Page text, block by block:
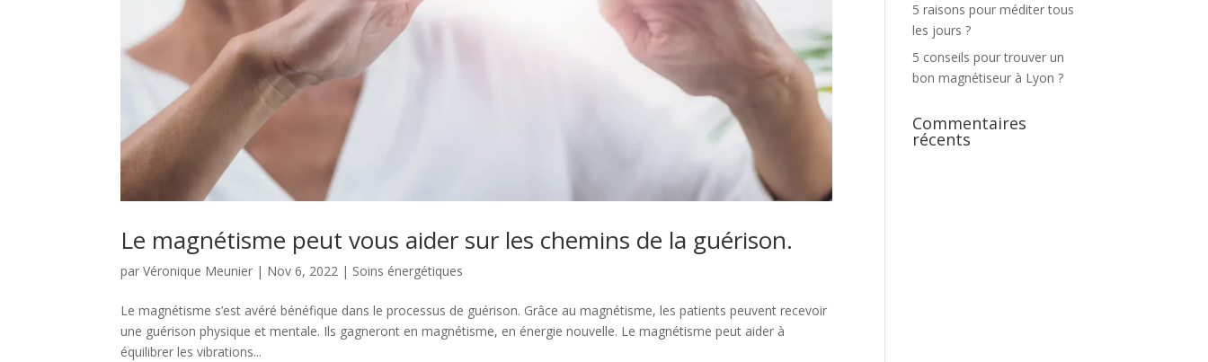
Le magnétisme peut vous aider sur les chemins de la guérison.
parVéronique Meunier | Nov 6, 2022 | Soins énergétiques
Le magnétisme s’est avéré bénéfique dans le processus de guérison. Grâce au magnétisme, les patients peuvent recevoir
une guérison physique et mentale. Ils gagneront en magnétisme, en énergie nouvelle. Le magnétisme peut aider à
équilibrer les vibrations...
5 raisons pour méditer tous
les jours ?
5 conseils pour trouver un
bon magnétiseur à Lyon ?
Commentaires
récents